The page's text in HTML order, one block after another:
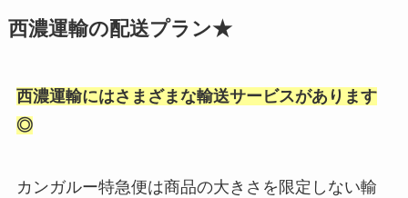
西濃運輸の配送プラン★
西濃運輸にはさまざまな輸送サービスがあります
◎
カンガルー特急便は商品の大きさを限定しない輸